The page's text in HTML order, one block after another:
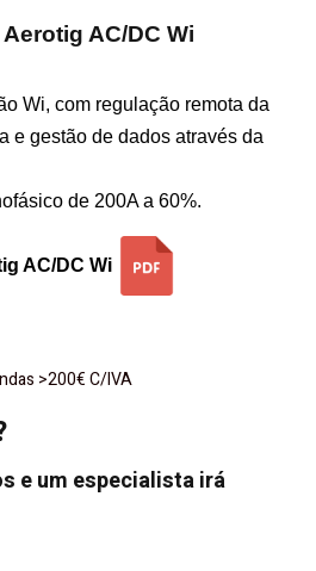
AC/DC Wi
Wi, com regulação remota da
e gestão de dados através da
de 200A a 60%.
AC/DC Wi
>200€ C/IVA
e um especialista irá